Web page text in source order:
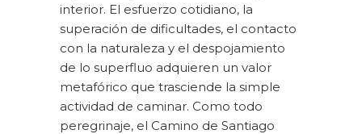
interior. El esfuerzo cotidiano, la
superación de dificultades, el contacto
con la naturaleza y el despojamiento
de lo superfluo adquieren un valor
metafórico que trasciende la simple
actividad de caminar. Como todo
peregrinaje, el Camino de Santiago